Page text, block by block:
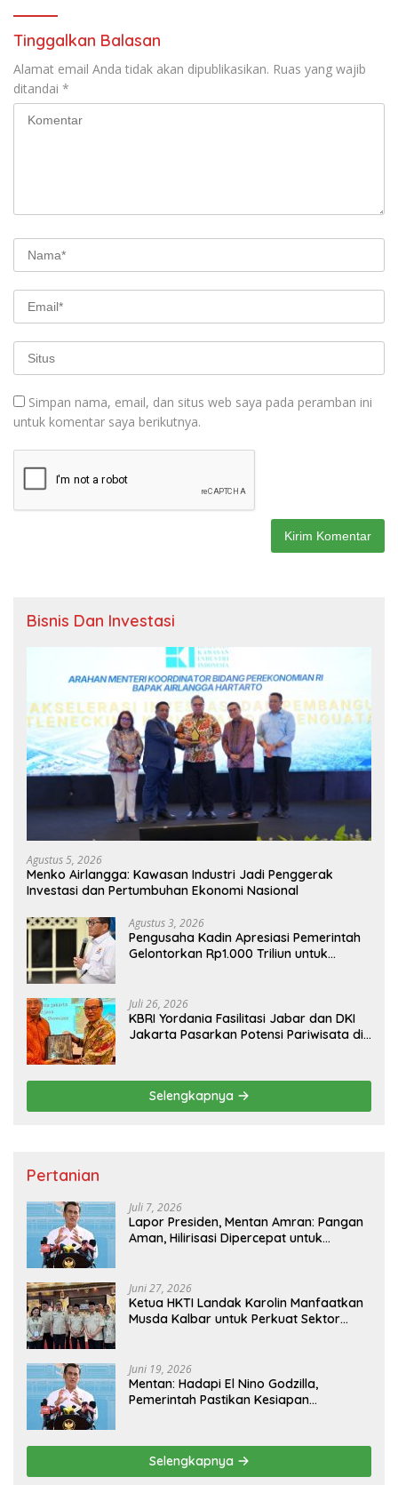
Tinggalkan Balasan
Alamat email Anda tidak akan dipublikasikan. Ruas yang wajib
ditandai *
Simpan nama, email, dan situs web saya pada peramban ini
untuk komentar saya berikutnya.
Bisnis Dan Investasi
Agustus 5, 2026
Menko Airlangga: Kawasan Industri Jadi Penggerak
Investasi dan Pertumbuhan Ekonomi Nasional
Agustus 3, 2026
Pengusaha Kadin Apresiasi Pemerintah
Gelontorkan Rp1.000 Triliun untuk
Juli 26, 2026
KBRI Yordania Fasilitasi Jabar dan DKI
Jakarta Pasarkan Potensi Pariwisata di
Selengkapnya
Pertanian
Juli 7, 2026
Lapor Presiden, Mentan Amran: Pangan
Aman, Hilirisasi Dipercepat untuk
Juni 27, 2026
Ketua HKTI Landak Karolin Manfaatkan
Musda Kalbar untuk Perkuat Sektor
Juni 19, 2026
Mentan: Hadapi El Nino Godzilla,
Pemerintah Pastikan Kesiapan
Selengkapnya